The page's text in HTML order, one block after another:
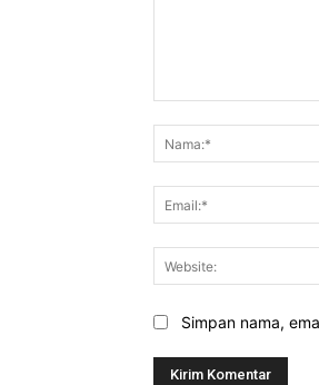
Simpan nama,